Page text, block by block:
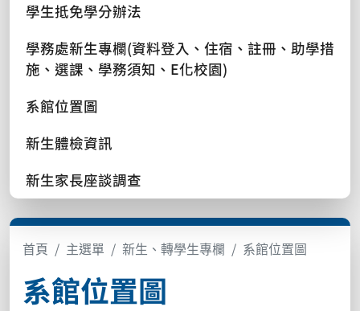
學生抵免學分辦法
學務處新生專欄(資料登入、住宿、註冊、助學措
施、選課、學務須知、E化校園)
系館位置圖
新生體檢資訊
新生家長座談調查
首頁 主選單 新生、轉學生專欄 系館位置圖
系館位置圖